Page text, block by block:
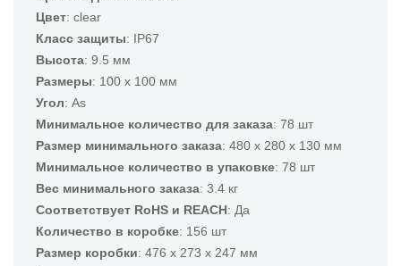
Цвет: clear
Класс защиты: IP67
Высота: 9.5 мм
Размеры: 100 x 100 мм
Угол: As
Минимальное количество для заказа: 78 шт
Размер минимального заказа: 480 x 280 x 130 мм
Минимальное количество в упаковке: 78 шт
Вес минимального заказа: 3.4 кг
Соответствует RoHS и REACH: Да
Количество в коробке: 156 шт
Размер коробки: 476 x 273 x 247 мм